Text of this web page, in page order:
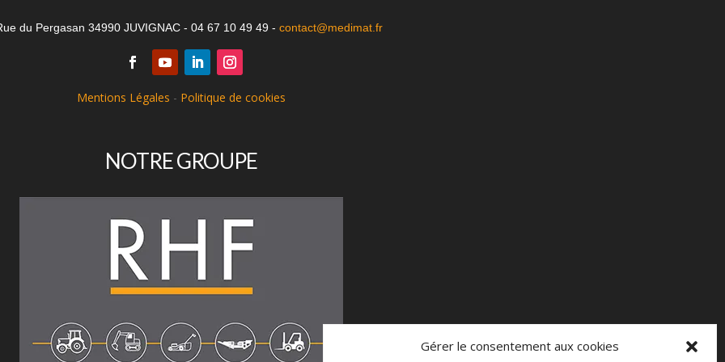
Gérer le consentement aux cookies
du Pergasan 34990 JUVIGNAC - 04 67 10 49 49 - contact@medimat.fr
Mentions Légales - Politique de cookies
NOTRE GROUPE